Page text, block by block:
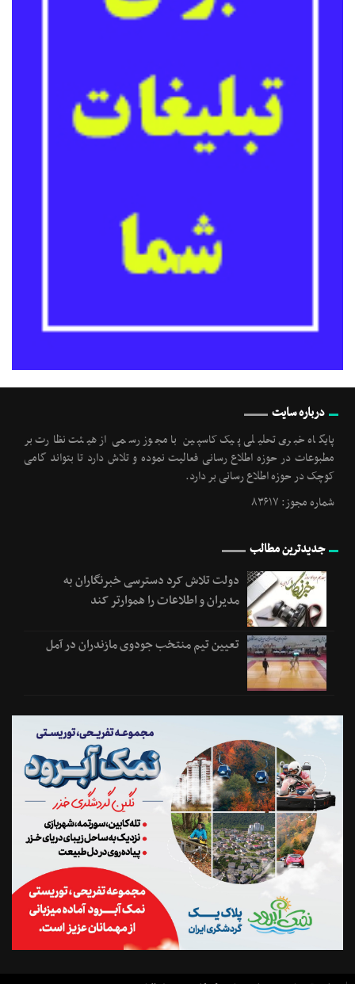
درباره سایت
پایگاه خبری تحلیلی پیک کاسپین با مجوز رسمی از هیئت نظارت بر
مطبوعات در حوزه اطلاع رسانی فعالیت نموده و تلاش دارد تا بتواند گامی
کوچک در حوزه اطلاع رسانی بر دارد.
شماره مجوز: ۸۳۶۱۷
جدیدترین مطالب
دولت تلاش کرد دسترسی خبرنگاران به
مدیران و اطلاعات را هموارتر کند
تعیین تیم منتخب جودوی مازندران در آمل